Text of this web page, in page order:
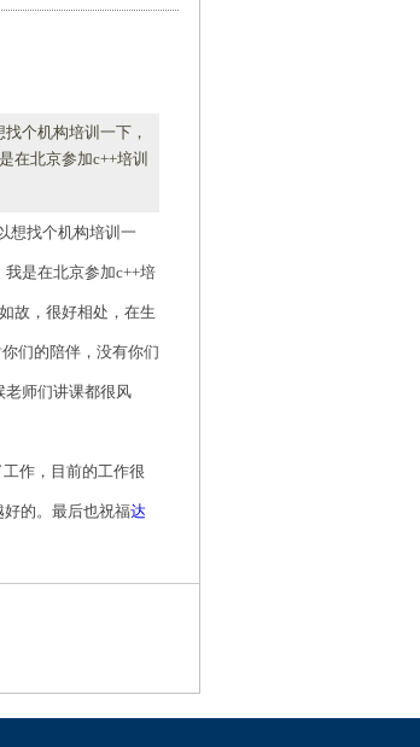
个机构培训一下，
在北京参加c++培训
想找个机构培训一
我是在北京参加c++培
故，很好相处，在生
们的陪伴，没有你们
老师们讲课都很风
作，目前的工作很
的。最后也祝福达